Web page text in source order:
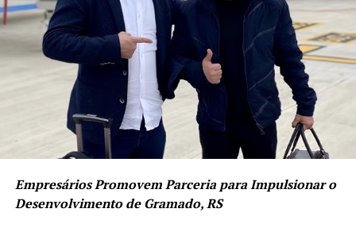
Empresários Promovem Parceria para Impulsionar o
Desenvolvimento de Gramado, RS